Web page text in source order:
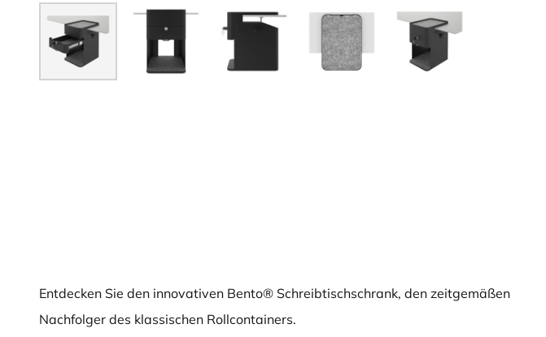
Entdecken Sie den innovativen Bento® Schreibtischschrank, den zeitgemäßen
Nachfolger des klassischen Rollcontainers.